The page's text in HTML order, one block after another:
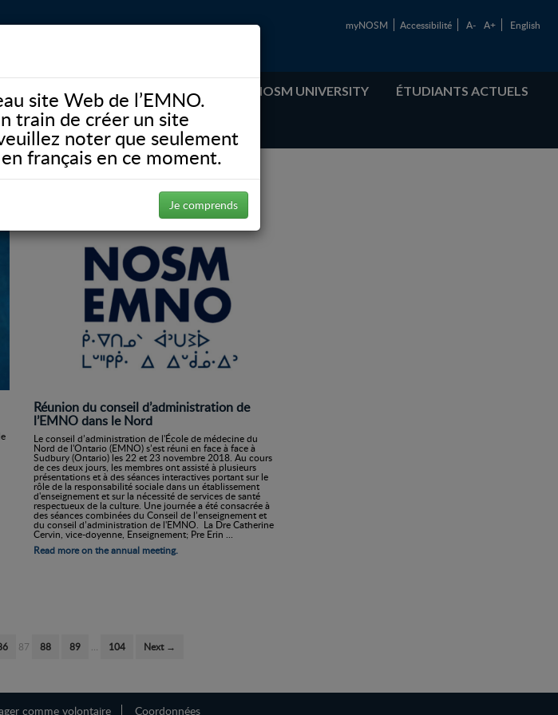
site Web de l’EMNO.
train de créer un site
noter que seulement
français en ce moment.
Je comprends
myNOSM Accessibilité A- A+ English
FACULTÉ DONATE ABOUT NOSM UNIVERSITY ÉTUDIANTS ACTUELS
Réunion du conseil d’administration de
l’EMNO dans le Nord
Le conseil d’administration de l'École de médecine du
Nord de l'Ontario (EMNO) s’est réuni en face à face à
Sudbury (Ontario) les 22 et 23 novembre 2018. Au cours
de ces deux jours, les membres ont assisté à plusieurs
présentations et à des séances interactives portant sur le
rôle de la responsabilité sociale dans un établissement
d'enseignement et sur la nécessité de services de santé
respectueux de la culture. Une journée a été consacrée à
des séances combinées du Conseil de l’enseignement et
du conseil d’administration de l'EMNO. La Dre Catherine
Cervin, vice-doyenne, Enseignement; Pre Erin ...
Read more on the annual meeting.
87 88 89 … 104 Next →
comme volontaire Coordonnées